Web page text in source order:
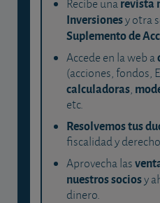
Recibe una
Inversionesy otra
Suplemento de
Accede en la web a
(acciones, fondos,
calculadoras,
etc.
Resolvemos tus
fiscalidad y
Aprovecha las
nuestros sociosy
dinero.